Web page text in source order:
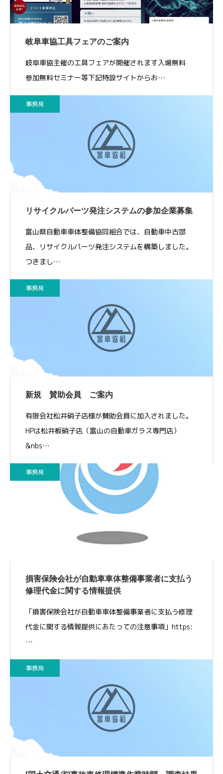
岐阜車協工具フェアのご案内
岐阜車協主催の工具フェアが開催されます入場無料
参加無料セミナー等下記特設サイトからお…
事務局
リサイクルパーツ発注システムの参加企業募集
富山県自動車車体整備協同組合では、自動車中古部
品、リサイクルパーツ発注システムを構築しました。
つきまし…
事務局
新規 賛助会員 ご案内
有限会社松井硝子店様が賛助会員に加入されました。
HPは松井板硝子店（富山の自動車ガラス専門店）
&nbs…
事務局
損害保険会社が自動車車体整備事業者に支払う
修理代金に関する情報提供
「損害保険会社が自動車車体整備事業者に支払う修理
代金に関する情報提供にあたっての注意事項」https:
…
事務局